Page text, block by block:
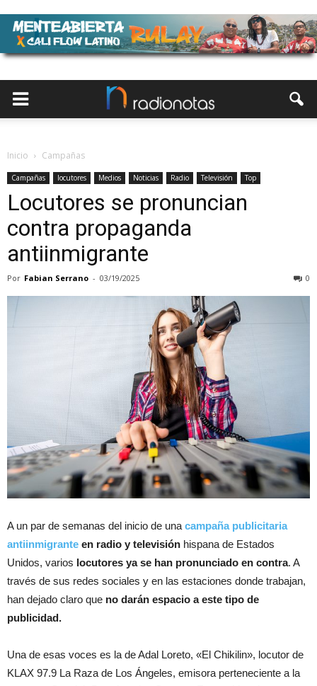
Inicio Campañas
Campañas locutores Medios Noticias Radio Televisión Top
Locutores se pronuncian
contra propaganda
antiinmigrante
Por Fabian Serrano - 03/19/2025 0
A un par de semanas del inicio de una campaña publicitaria
antiinmigrante en radio y televisión hispana de Estados
Unidos, varios locutores ya se han pronunciado en contra. A
través de sus redes sociales y en las estaciones donde trabajan,
han dejado claro que no darán espacio a este tipo de
publicidad.
Una de esas voces es la de Adal Loreto, «El Chikilin», locutor de
KLAX 97.9 La Raza de Los Ángeles, emisora perteneciente a la